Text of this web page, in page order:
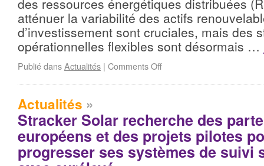
des ressources énergétiques distribuées
atténuer la variabilité des actifs
d’investissement sont cruciales, mais des
opérationnelles flexibles sont désormais …
Publié dansActualités | Comments Off
Actualités »
Stracker Solar recherche des
européens et des projets pilotes
progresser ses systèmes de suivi